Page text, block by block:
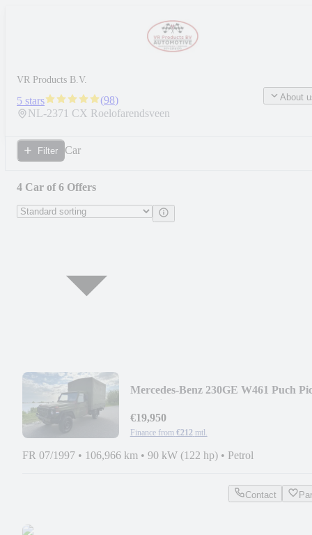
VR Products B.V.
5 stars (98)
NL-2371 CX Roelofarendsveen
About
Filter Car
4 Car of 6 Offers
Mercedes-Benz 230GE W461 Puch
€19,950
Finance from €212 mtl.
FR 07/1997 • 106,966 km • 90 kW (122 hp) • Petrol
Contact